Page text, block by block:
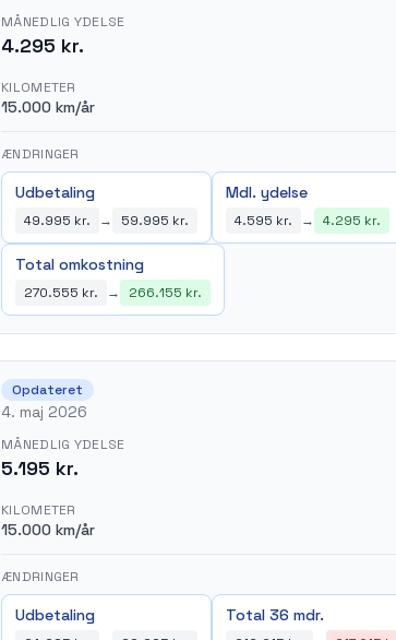
MÅNEDLIG YDELSE
4.295 kr.
KILOMETER
15.000 km/år
ÆNDRINGER
Udbetaling
49.995 kr. → 59.995 kr.
Mdl. ydelse
4.595 kr. → 4.295 kr.
Total omkostning
270.555 kr. → 266.155 kr.
Opdateret
4. maj 2026
MÅNEDLIG YDELSE
5.195 kr.
KILOMETER
15.000 km/år
ÆNDRINGER
Udbetaling Total 36 mdr.